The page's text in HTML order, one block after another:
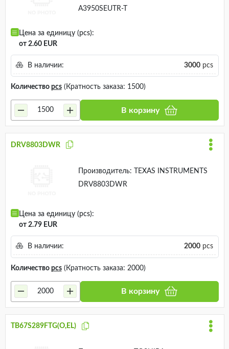
A3950SEUTR-T
Цена за единицу (pcs):
от 2.60 EUR
В наличии: 3000pcs
Количество pcs(Кратность заказа: 1500)
В корзину
DRV8803DWR
Производитель:
TEXAS INSTRUMENTS
DRV8803DWR
Цена за единицу (pcs):
от 2.79 EUR
В наличии: 2000pcs
Количество pcs(Кратность заказа: 2000)
В корзину
TB67S289FTG(O,EL)